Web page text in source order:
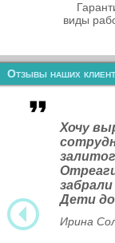
виды
Отзывы наших
Хочу
Дети
Ирина